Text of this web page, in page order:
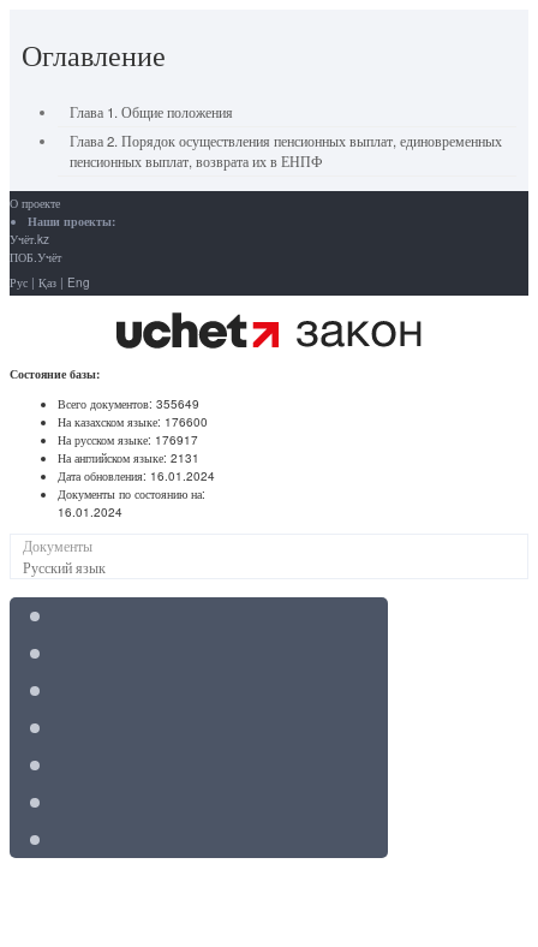
Оглавление
Глава 1. Общие положения
Глава 2. Порядок осуществления пенсионных выплат, единовременных
пенсионных выплат, возврата их в ЕНПФ
О проекте
Наши проекты:
Учёт.kz
ПОБ.Учёт
Рус | Қаз | Eng
Состояние базы:
Всего документов: 355649
На казахском языке: 176600
На русском языке: 176917
На английском языке: 2131
Дата обновления: 16.01.2024
Документы по состоянию на:
16.01.2024
Документы
Русский язык